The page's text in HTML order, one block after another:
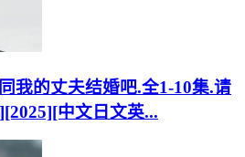
我的丈夫结婚吧.全1-10集.请
中文日文英...